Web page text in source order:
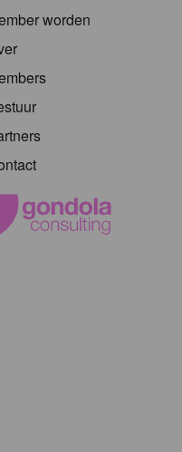
worden